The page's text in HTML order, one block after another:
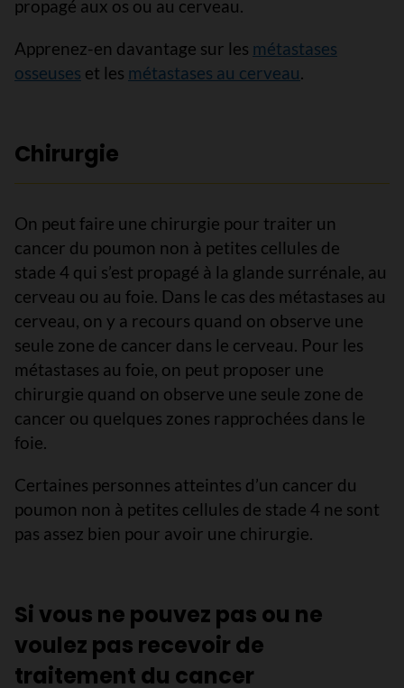
propagé aux os ou au cerveau.
Apprenez-en davantage sur les métastases
osseuses et les métastases au cerveau.
Chirurgie
On peut faire une chirurgie pour traiter un
cancer du poumon non à petites cellules de
stade 4 qui s’est propagé à la glande surrénale, au
cerveau ou au foie. Dans le cas des métastases au
cerveau, on y a recours quand on observe une
seule zone de cancer dans le cerveau. Pour les
métastases au foie, on peut proposer une
chirurgie quand on observe une seule zone de
cancer ou quelques zones rapprochées dans le
foie.
Certaines personnes atteintes d’un cancer du
poumon non à petites cellules de stade 4 ne sont
pas assez bien pour avoir une chirurgie.
Si vous ne pouvez pas ou ne
voulez pas recevoir de
traitement du cancer